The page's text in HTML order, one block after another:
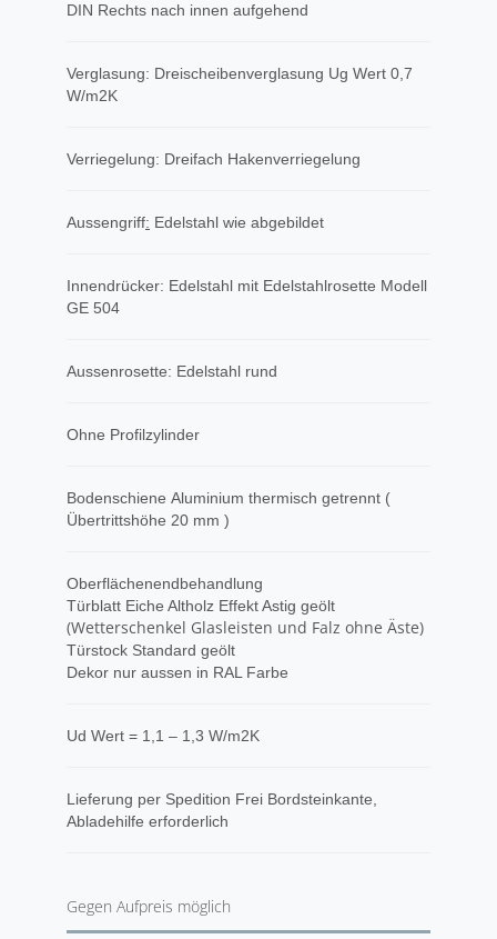
DIN Rechts nach innen aufgehend
Verglasung: Dreischeibenverglasung Ug Wert 0,7
W/m2K
Verriegelung: Dreifach Hakenverriegelung
Aussengriff​: Edelstahl wie abgebildet
Innendrücker: Edelstahl mit Edelstahlrosette Modell
GE 504
Aussenrosette: Edelstahl rund
Ohne Profilzylinder
Bodenschiene Aluminium thermisch getrennt (
Übertrittshöhe 20 mm )
Oberflächenendbehandlung
Türblatt Eiche Altholz Effekt Astig geölt
(Wetterschenkel Glasleisten und Falz ohne Äste)
Türstock Standard geölt
Dekor nur aussen in RAL Farbe
Ud Wert = 1,1 – 1,3 W/m2K
​Lieferung per Spedition Frei Bordsteinkante,
Abladehilfe erforderlich
Gegen Aufpreis möglich